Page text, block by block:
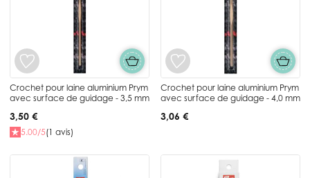
Crochet pour laine aluminium Prym
avec surface de guidage - 3,5 mm
3,50 €
5.00/5(1 avis)
Crochet pour laine aluminium Prym
avec surface de guidage - 4,0 mm
3,06 €